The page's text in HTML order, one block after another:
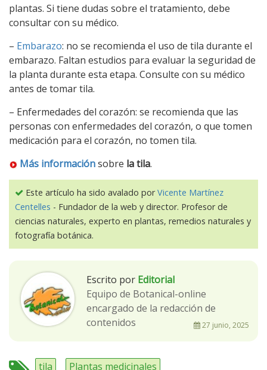
plantas. Si tiene dudas sobre el tratamiento, debe
consultar con su médico.
– Embarazo: no se recomienda el uso de tila durante el
embarazo. Faltan estudios para evaluar la seguridad de
la planta durante esta etapa. Consulte con su médico
antes de tomar tila.
– Enfermedades del corazón: se recomienda que las
personas con enfermedades del corazón, o que tomen
medicación para el corazón, no tomen tila.
Más informaciónsobre la tila.
Este artículo ha sido avalado porVicente Martínez
Centelles - Fundador de la web y director. Profesor de
ciencias naturales, experto en plantas, remedios naturales y
fotografía botánica.
Escrito por Editorial
Equipo de Botanical-online
encargado de la redacción de
contenidos
27 junio, 2025
tila Plantas medicinales